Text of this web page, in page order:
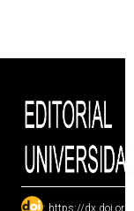
: https://